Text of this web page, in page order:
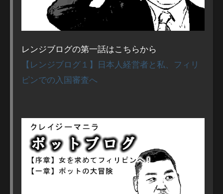
レンジブログの第一話はこちらから
【レンジブログ１】日本人経営者と私、フィリ
ピンでの入国審査へ